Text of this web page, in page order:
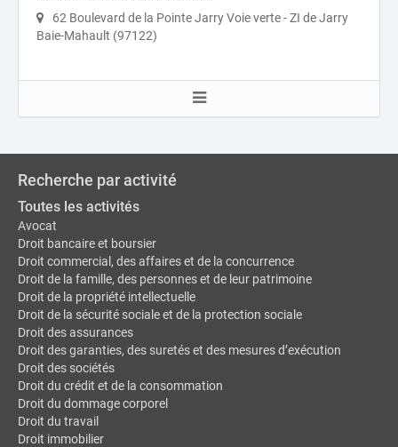
62 Boulevard de la Pointe Jarry Voie verte - ZI de Jarry
Baie-Mahault (97122)
Recherche par activité
Toutes les activités
Avocat
Droit bancaire et boursier
Droit commercial, des affaires et de la concurrence
Droit de la famille, des personnes et de leur patrimoine
Droit de la propriété intellectuelle
Droit de la sécurité sociale et de la protection sociale
Droit des assurances
Droit des garanties, des suretés et des mesures d’exécution
Droit des sociétés
Droit du crédit et de la consommation
Droit du dommage corporel
Droit du travail
Droit immobilier